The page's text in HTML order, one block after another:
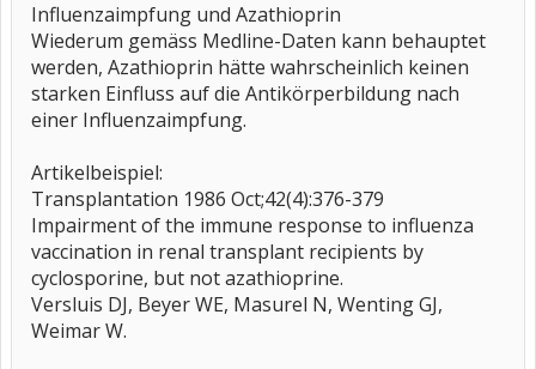
Influenzaimpfung und Azathioprin
Wiederum gemäss Medline-Daten kann behauptet
werden, Azathioprin hätte wahrscheinlich keinen
starken Einfluss auf die Antikörperbildung nach
einer Influenzaimpfung.
Artikelbeispiel:
Transplantation 1986 Oct;42(4):376-379
Impairment of the immune response to influenza
vaccination in renal transplant recipients by
cyclosporine, but not azathioprine.
Versluis DJ, Beyer WE, Masurel N, Wenting GJ,
Weimar W.